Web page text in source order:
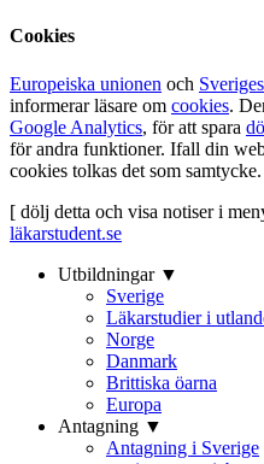
Cookies
Europeiska unionen och
informerar läsare om cookies.
Google Analytics, för att spara
för andra funktioner. Ifall din
cookies tolkas det som samtycke.
[ dölj detta och visa notiser i
läkarstudent.se
Utbildningar ▼
Sverige
Läkarstudier i
Norge
Danmark
Brittiska öarna
Europa
Antagning ▼
Antagning i Sverige